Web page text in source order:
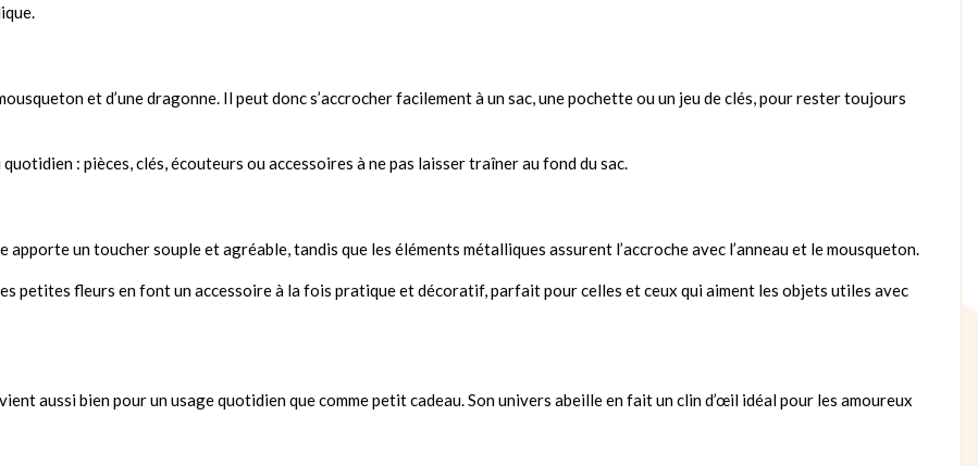
et d’une dragonne. Il peut donc s’accrocher facilement à un sac, une pochette ou un jeu de clés, pour rester toujours
: pièces, clés, écouteurs ou accessoires à ne pas laisser traîner au fond du sac.
un toucher souple et agréable, tandis que les éléments métalliques assurent l’accroche avec l’anneau et le mousqueton.
petites fleurs en font un accessoire à la fois pratique et décoratif, parfait pour celles et ceux qui aiment les objets utiles avec
aussi bien pour un usage quotidien que comme petit cadeau. Son univers abeille en fait un clin d’œil idéal pour les amoureux